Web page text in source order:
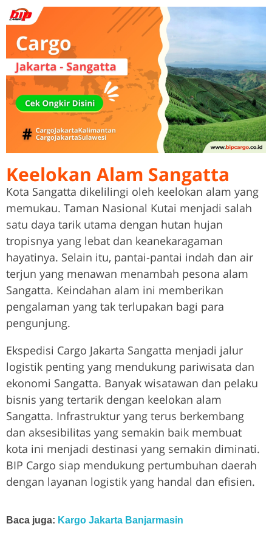
Keelokan Alam Sangatta
Kota Sangatta dikelilingi oleh keelokan alam yang
memukau. Taman Nasional Kutai menjadi salah
satu daya tarik utama dengan hutan hujan
tropisnya yang lebat dan keanekaragaman
hayatinya. Selain itu, pantai-pantai indah dan air
terjun yang menawan menambah pesona alam
Sangatta. Keindahan alam ini memberikan
pengalaman yang tak terlupakan bagi para
pengunjung.
Ekspedisi Cargo Jakarta Sangatta menjadi jalur
logistik penting yang mendukung pariwisata dan
ekonomi Sangatta. Banyak wisatawan dan pelaku
bisnis yang tertarik dengan keelokan alam
Sangatta. Infrastruktur yang terus berkembang
dan aksesibilitas yang semakin baik membuat
kota ini menjadi destinasi yang semakin diminati.
BIP Cargo siap mendukung pertumbuhan daerah
dengan layanan logistik yang handal dan efisien.
Baca juga: Kargo Jakarta Banjarmasin